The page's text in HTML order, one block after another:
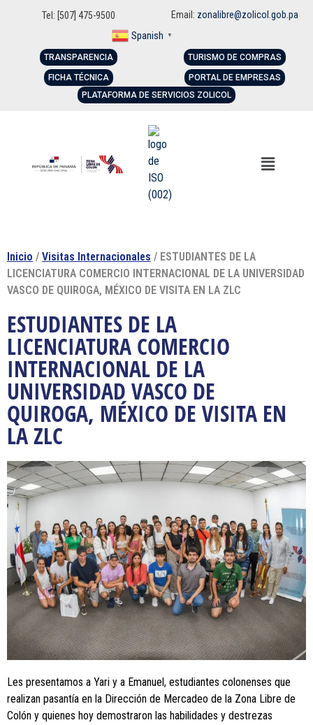
Tel: [507] 475-9500 Email: zonalibre@zolicol.gob.pa
Spanish ▼
TRANSPARENCIA
FICHA TÉCNICA
TURISMO DE COMPRAS
PORTAL DE EMPRESAS
PLATAFORMA DE SERVICIOS ZOLICOL
Inicio / Visitas Internacionales / ESTUDIANTES DE LA
LICENCIATURA COMERCIO INTERNACIONAL DE LA UNIVERSIDAD
VASCO DE QUIROGA, MÉXICO DE VISITA EN LA ZLC
ESTUDIANTES DE LA
LICENCIATURA COMERCIO
INTERNACIONAL DE LA
UNIVERSIDAD VASCO DE
QUIROGA, MÉXICO DE VISITA EN
LA ZLC
Les presentamos a Yari y a Emanuel, estudiantes colonenses que
realizan pasantía en la Dirección de Mercadeo de la Zona Libre de
Colón y quienes hoy demostraron las habilidades y destrezas